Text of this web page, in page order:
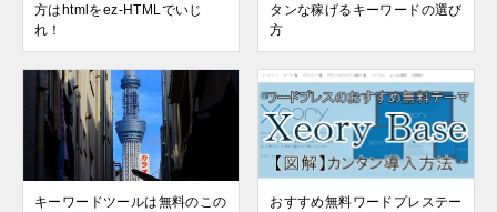
方はhtmlをez-HTMLでいじ
れ！
タンな稼げるキーワードの選び
方
キーワードツールは無料のこの
おすすめ無料ワードプレステー